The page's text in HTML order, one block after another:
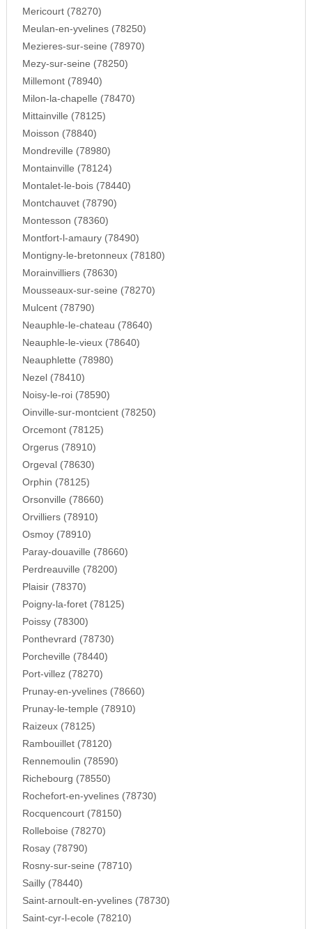
Mericourt (78270)
Meulan-en-yvelines (78250)
Mezieres-sur-seine (78970)
Mezy-sur-seine (78250)
Millemont (78940)
Milon-la-chapelle (78470)
Mittainville (78125)
Moisson (78840)
Mondreville (78980)
Montainville (78124)
Montalet-le-bois (78440)
Montchauvet (78790)
Montesson (78360)
Montfort-l-amaury (78490)
Montigny-le-bretonneux (78180)
Morainvilliers (78630)
Mousseaux-sur-seine (78270)
Mulcent (78790)
Neauphle-le-chateau (78640)
Neauphle-le-vieux (78640)
Neauphlette (78980)
Nezel (78410)
Noisy-le-roi (78590)
Oinville-sur-montcient (78250)
Orcemont (78125)
Orgerus (78910)
Orgeval (78630)
Orphin (78125)
Orsonville (78660)
Orvilliers (78910)
Osmoy (78910)
Paray-douaville (78660)
Perdreauville (78200)
Plaisir (78370)
Poigny-la-foret (78125)
Poissy (78300)
Ponthevrard (78730)
Porcheville (78440)
Port-villez (78270)
Prunay-en-yvelines (78660)
Prunay-le-temple (78910)
Raizeux (78125)
Rambouillet (78120)
Rennemoulin (78590)
Richebourg (78550)
Rochefort-en-yvelines (78730)
Rocquencourt (78150)
Rolleboise (78270)
Rosay (78790)
Rosny-sur-seine (78710)
Sailly (78440)
Saint-arnoult-en-yvelines (78730)
Saint-cyr-l-ecole (78210)